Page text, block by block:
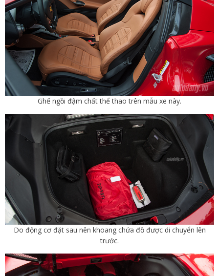
Ghế ngồi đậm chất thể thao trên mẫu xe này.
Do động cơ đặt sau nên khoang chứa đồ được di chuyển lên
trước.